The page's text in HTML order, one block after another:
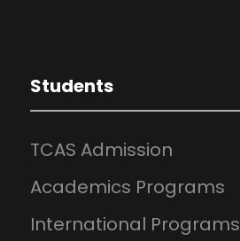
Students
TCAS Admission
Academics Programs
International Programs